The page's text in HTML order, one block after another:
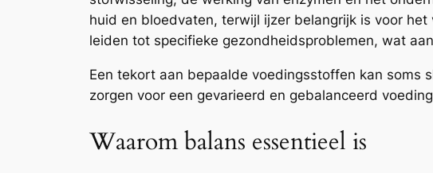
huid en bloedvaten, terwijl ijzer belangrijk is voor
leiden tot specifieke gezondheidsproblemen, wat
Een tekort aan bepaalde voedingsstoffen kan soms
zorgen voor een gevarieerd en gebalanceerd
Waarom balans essentieel is